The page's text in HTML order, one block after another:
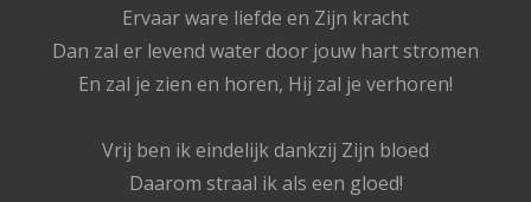
Ervaar ware liefde en Zijn kracht
Dan zal er levend water door jouw hart stromen
En zal je zien en horen, Hij zal je verhoren!
Vrij ben ik eindelijk dankzij Zijn bloed
Daarom straal ik als een gloed!